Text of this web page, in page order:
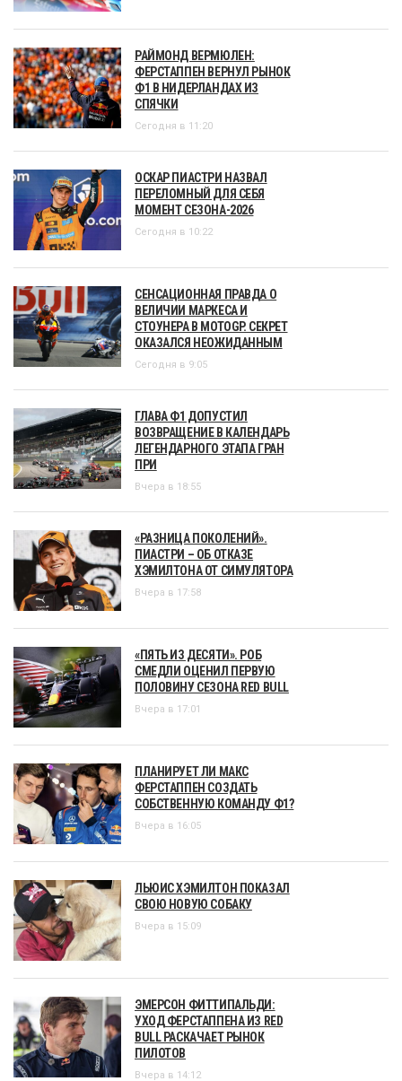
РАЙМОНД ВЕРМЮЛЕН:
ФЕРСТАППЕН ВЕРНУЛ РЫНОК
Ф1 В НИДЕРЛАНДАХ ИЗ
СПЯЧКИ
Сегодня в 11:20
ОСКАР ПИАСТРИ НАЗВАЛ
ПЕРЕЛОМНЫЙ ДЛЯ СЕБЯ
МОМЕНТ СЕЗОНА-2026
Сегодня в 10:22
СЕНСАЦИОННАЯ ПРАВДА О
ВЕЛИЧИИ МАРКЕСА И
СТОУНЕРА В MOTOGP. СЕКРЕТ
ОКАЗАЛСЯ НЕОЖИДАННЫМ
Сегодня в 9:05
ГЛАВА Ф1 ДОПУСТИЛ
ВОЗВРАЩЕНИЕ В КАЛЕНДАРЬ
ЛЕГЕНДАРНОГО ЭТАПА ГРАН
ПРИ
Вчера в 18:55
«РАЗНИЦА ПОКОЛЕНИЙ».
ПИАСТРИ – ОБ ОТКАЗЕ
ХЭМИЛТОНА ОТ СИМУЛЯТОРА
Вчера в 17:58
«ПЯТЬ ИЗ ДЕСЯТИ». РОБ
СМЕДЛИ ОЦЕНИЛ ПЕРВУЮ
ПОЛОВИНУ СЕЗОНА RED BULL
Вчера в 17:01
ПЛАНИРУЕТ ЛИ МАКС
ФЕРСТАППЕН СОЗДАТЬ
СОБСТВЕННУЮ КОМАНДУ Ф1?
Вчера в 16:05
ЛЬЮИС ХЭМИЛТОН ПОКАЗАЛ
СВОЮ НОВУЮ СОБАКУ
Вчера в 15:09
ЭМЕРСОН ФИТТИПАЛЬДИ:
УХОД ФЕРСТАППЕНА ИЗ RED
BULL РАСКАЧАЕТ РЫНОК
ПИЛОТОВ
Вчера в 14:12